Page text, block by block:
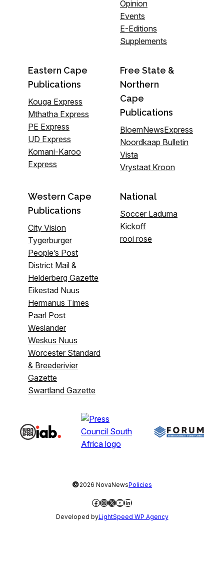
Opinion
Events
E-Editions
Supplements
Eastern Cape
Publications
Kouga Express
Mthatha Express
PE Express
UD Express
Komani-Karoo
Express
Free State &
Northern
Cape
Publications
BloemNewsExpress
Noordkaap Bulletin
Vista
Vrystaat Kroon
Western Cape
Publications
City Vision
Tygerburger
People’s Post
District Mail &
Helderberg Gazette
Eikestad Nuus
Hermanus Times
Paarl Post
Weslander
Weskus Nuus
Worcester Standard
& Breederivier
Gazette
Swartland Gazette
National
Soccer Laduma
Kickoff
rooi rose
©2026 NovaNewsPolicies
Facebook
Instagram
X YouTube
LinkedIn
Developed byLightSpeed WP Agency